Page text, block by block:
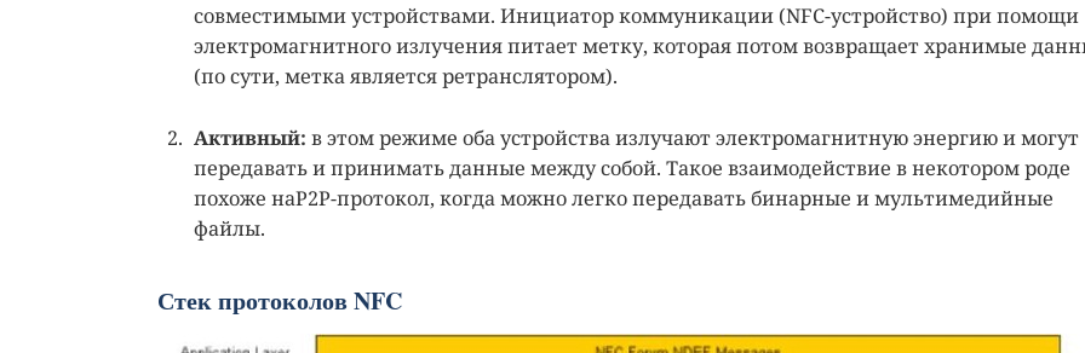
совместимыми устройствами. Инициатор коммуникации (NFC-устройство) при помощи
электромагнитного излучения питает метку, которая потом возвращает хранимые
(по сути, метка является ретранслятором).
Активный: в этом режиме оба устройства излучают электромагнитную энергию и могут
передавать и принимать данные между собой. Такое взаимодействие в некотором роде
похоже наP2P-протокол, когда можно легко передавать бинарные и мультимедийные
файлы.
Стек протоколов NFC